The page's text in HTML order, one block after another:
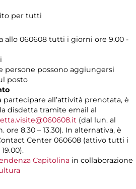
per tutti
allo 060608 tutti i giorni ore 9.00 -
persone possono aggiungersi
posto
partecipare all’attività prenotata, è
disdetta tramite email al
(dal lun. al
ore 8.30 – 13.30). In alternativa, è
Center 060608 (attivo tutti i
Capitolina in collaborazione